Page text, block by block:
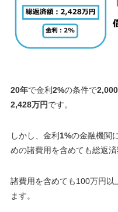
20年で金利 2%の条件で
2,428万円です。
しかし、金利 1%の金融機関
めの諸費用を含めても総返
諸費用を含めても100万円以
ます。